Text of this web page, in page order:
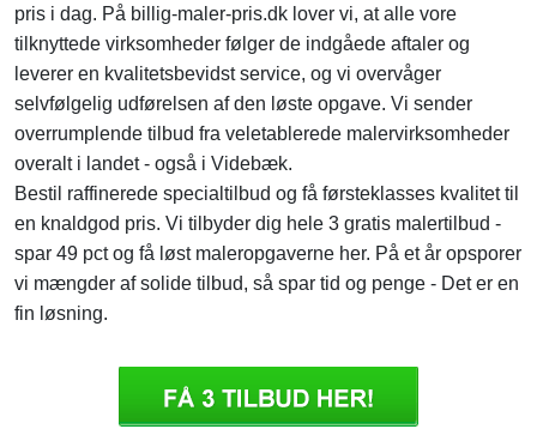
pris i dag. På billig-maler-pris.dk lover vi, at alle vore
tilknyttede virksomheder følger de indgåede aftaler og
leverer en kvalitetsbevidst service, og vi overvåger
selvfølgelig udførelsen af den løste opgave. Vi sender
overrumplende tilbud fra veletablerede malervirksomheder
overalt i landet - også i Videbæk.
Bestil raffinerede specialtilbud og få førsteklasses kvalitet til
en knaldgod pris. Vi tilbyder dig hele 3 gratis malertilbud -
spar 49 pct og få løst maleropgaverne her. På et år opsporer
vi mængder af solide tilbud, så spar tid og penge - Det er en
fin løsning.